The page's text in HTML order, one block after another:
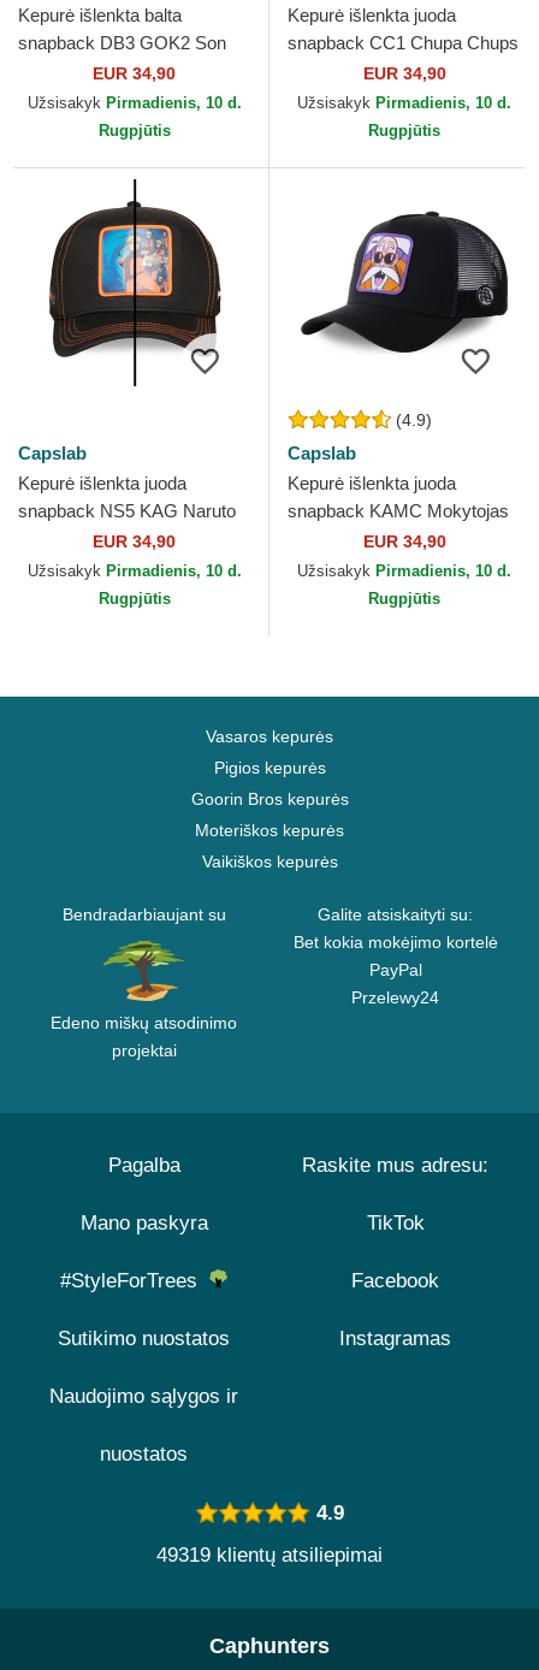
Kepurė išlenkta balta
snapback DB3 GOK2 Son
Goku Dragon Ball Capslab
EUR 34,90
Užsisakyk Pirmadienis, 10 d.
Rugpjūtis
Kepurė išlenkta juoda
snapback CC1 Chupa Chups
EUR 34,90
Užsisakyk Pirmadienis, 10 d.
Rugpjūtis
Capslab
Kepurė išlenkta juoda
snapback NS5 KAG Naruto
Uzumaki Naruto Capslab
EUR 34,90
Užsisakyk Pirmadienis, 10 d.
Rugpjūtis
(4.9)
Capslab
Kepurė išlenkta juoda
snapback KAMC Mokytojas
Rošis Dragon Ball Capslab
EUR 34,90
Užsisakyk Pirmadienis, 10 d.
Rugpjūtis
Vasaros kepurės
Pigios kepurės
Goorin Bros kepurės
Moteriškos kepurės
Vaikiškos kepurės
Bendradarbiaujant su
Edeno miškų atsodinimo
projektai
Galite atsiskaityti su:
Bet kokia mokėjimo kortelė
PayPal
Przelewy24
Pagalba
Mano paskyra
#StyleForTrees
Sutikimo nuostatos
Naudojimo sąlygos ir
nuostatos
Raskite mus adresu:
TikTok
Facebook
Instagramas
4.9
49319 klientų atsiliepimai
Caphunters